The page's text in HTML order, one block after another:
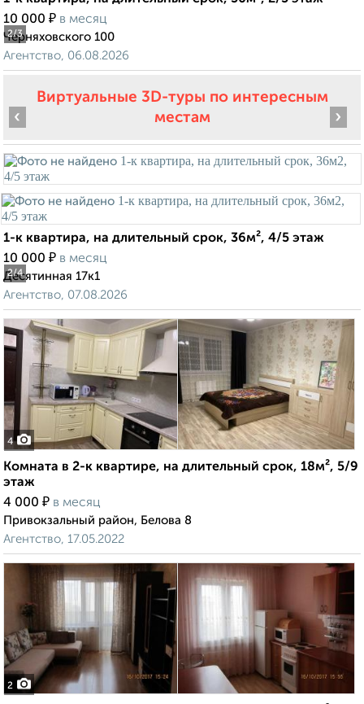
2/3
10 000 ₽ в месяц
Черняховского 100
Агентство, 06.08.2026
Виртуальные 3D-туры по интересным
местам
2/4
‹ ›
1-к квартира, на длительный срок, 36м², 4/5 этаж
10 000 ₽ в месяц
Десятинная 17к1
Агентство, 07.08.2026
4
Комната в 2-к квартире, на длительный срок, 18м², 5/9
этаж
4 000 ₽ в месяц
Привокзальный район, Белова 8
Агентство, 17.05.2022
2